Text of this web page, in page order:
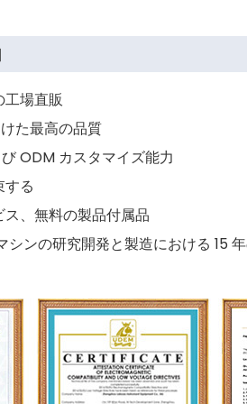
場直販
た最高の品質
ODM カスタマイズ能力
る
、無料の製品付属品
シンの研究開発と製造における 15